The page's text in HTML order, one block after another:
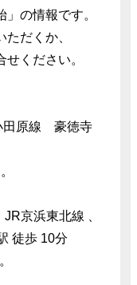
の情報です。
だくか、
ください。
田原線 豪徳寺
京浜東北線 、
徒歩 10分